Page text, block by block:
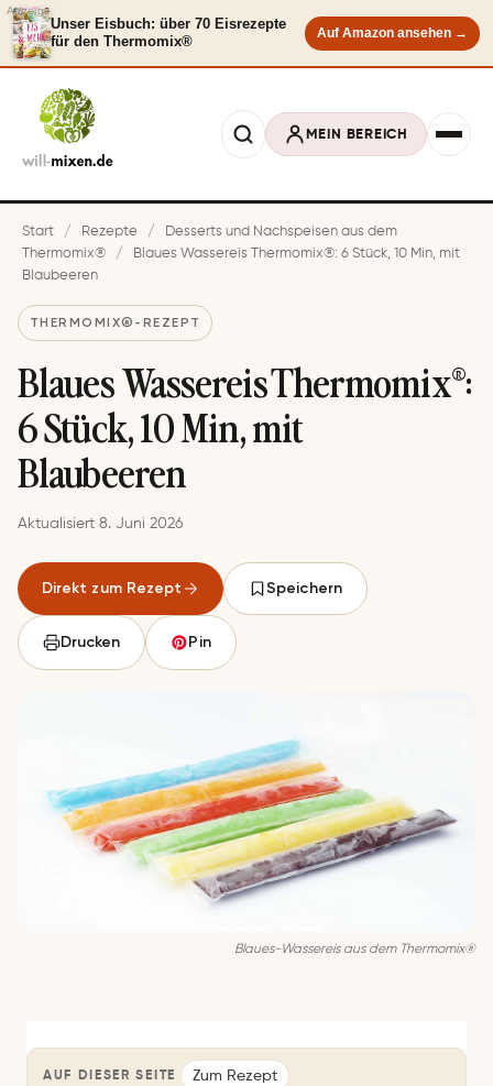
Anzeige
Unser Eisbuch: über 70 Eisrezepte
für den Thermomix®
Auf Amazon ansehen →
MEIN BEREICH
Start / Rezepte /
Desserts und Nachspeisen aus dem
Thermomix®
/
Blaues Wassereis Thermomix®: 6 Stück, 10 Min, mit
Blaubeeren
THERMOMIX®-REZEPT
Blaues Wassereis Thermomix®:
6 Stück, 10 Min, mit
Blaubeeren
Aktualisiert 8. Juni 2026
Direkt zum Rezept Speichern
Drucken Pin
Blaues-Wassereis aus dem Thermomix®
AUF DIESER SEITE Zum Rezept